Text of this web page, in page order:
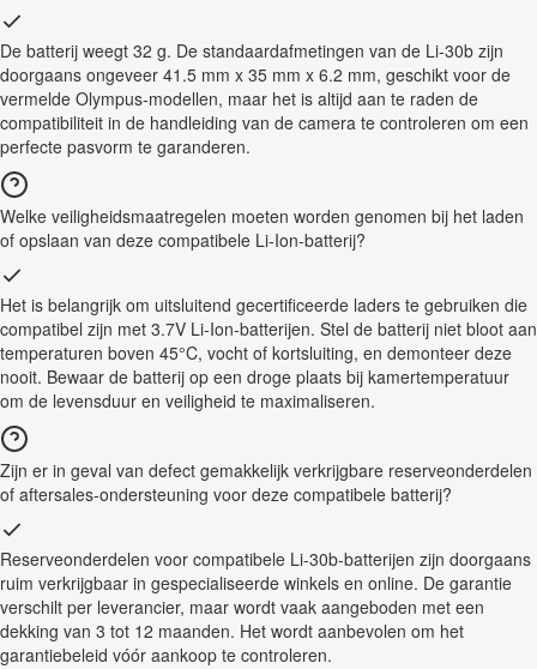
De batterij weegt 32 g. De standaardafmetingen van de Li-30b zijn
doorgaans ongeveer 41.5 mm x 35 mm x 6.2 mm, geschikt voor de
vermelde Olympus-modellen, maar het is altijd aan te raden de
compatibiliteit in de handleiding van de camera te controleren om een
perfecte pasvorm te garanderen.
Welke veiligheidsmaatregelen moeten worden genomen bij het laden
of opslaan van deze compatibele Li-Ion-batterij?
Het is belangrijk om uitsluitend gecertificeerde laders te gebruiken die
compatibel zijn met 3.7V Li-Ion-batterijen. Stel de batterij niet bloot aan
temperaturen boven 45°C, vocht of kortsluiting, en demonteer deze
nooit. Bewaar de batterij op een droge plaats bij kamertemperatuur
om de levensduur en veiligheid te maximaliseren.
Zijn er in geval van defect gemakkelijk verkrijgbare reserveonderdelen
of aftersales-ondersteuning voor deze compatibele batterij?
Reserveonderdelen voor compatibele Li-30b-batterijen zijn doorgaans
ruim verkrijgbaar in gespecialiseerde winkels en online. De garantie
verschilt per leverancier, maar wordt vaak aangeboden met een
dekking van 3 tot 12 maanden. Het wordt aanbevolen om het
garantiebeleid vóór aankoop te controleren.